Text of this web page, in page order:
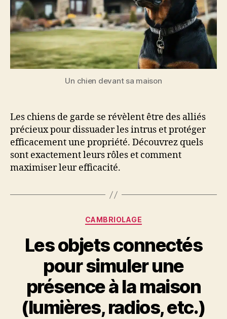
Un chien devant sa maison
Les chiens de garde se révèlent être des alliés
précieux pour dissuader les intrus et protéger
efficacement une propriété. Découvrez quels
sont exactement leurs rôles et comment
maximiser leur efficacité.
Catégories
CAMBRIOLAGE
Les objets connectés
pour simuler une
présence à la maison
(lumières, radios, etc.)